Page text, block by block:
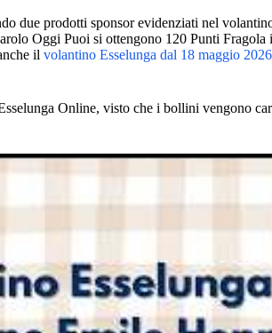
due prodotti sponsor evidenziati nel
Oggi Puoi si ottengono 120 Punti Fragola
il volantino Esselunga dal 18 maggio 2026
Online, visto che i bollini vengono